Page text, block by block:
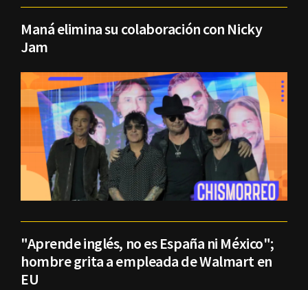
Maná elimina su colaboración con Nicky
Jam
"Aprende inglés, no es España ni México";
hombre grita a empleada de Walmart en
EU